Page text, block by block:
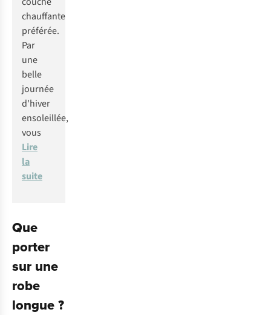
chauffante
préférée.
Par
une
belle
journée
d'hiver
ensoleillée,
vous
Lire
la
suite
Que
porter
sur une
robe
longue ?